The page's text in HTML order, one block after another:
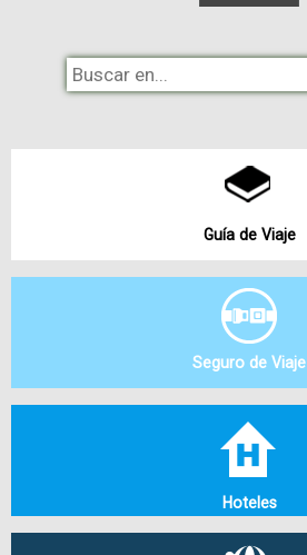
Guía de Viaje
Seguro de Viaje
Hoteles